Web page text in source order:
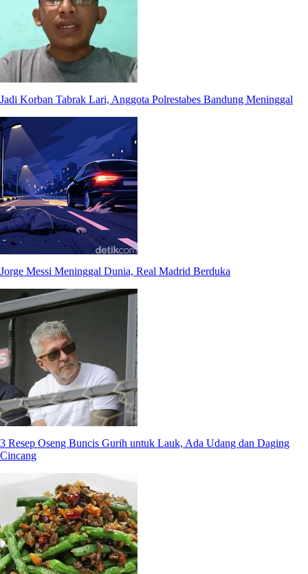
Jadi Korban Tabrak Lari, Anggota Polrestabes Bandung Meninggal
Jorge Messi Meninggal Dunia, Real Madrid Berduka
3 Resep Oseng Buncis Gurih untuk Lauk, Ada Udang dan Daging
Cincang